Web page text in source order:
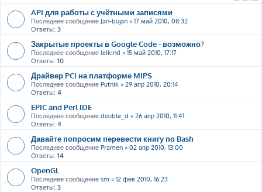
API для работы с учётными записями
Последнее сообщение Jan-bujan « 17 май 2010, 08:32
Ответы: 3
Закрытые проекты в Google Code - возможно?
Последнее сообщение leikind « 15 май 2010, 17:17
Ответы: 10
Драйвер PCI на платформе MIPS
Последнее сообщение Putnik « 29 апр 2010, 20:14
Ответы: 4
EPIC and Perl IDE
Последнее сообщение double_d « 26 апр 2010, 11:41
Ответы: 4
Давайте попросим перевести книгу по Bash
Последнее сообщение Pramen « 02 апр 2010, 13:00
Ответы: 14
OpenGL
Последнее сообщение sm « 12 фев 2010, 16:23
Ответы: 3